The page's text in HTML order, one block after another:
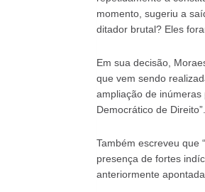
momento, sugeriu a
ditador brutal? Eles
Em sua decisão,
que vem sendo
ampliação de
Democrático de Direito”.
Também escreveu que
presença de fortes
anteriormente